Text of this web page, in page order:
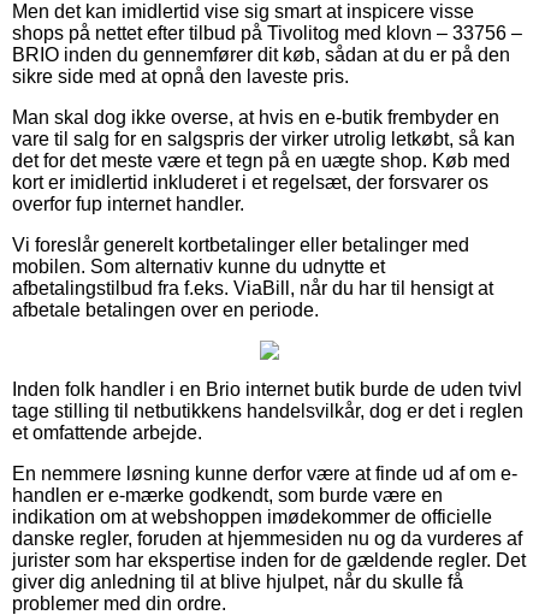
Men det kan imidlertid vise sig smart at inspicere visse
shops på nettet efter tilbud på Tivolitog med klovn – 33756 –
BRIO inden du gennemfører dit køb, sådan at du er på den
sikre side med at opnå den laveste pris.
Man skal dog ikke overse, at hvis en e-butik frembyder en
vare til salg for en salgspris der virker utrolig letkøbt, så kan
det for det meste være et tegn på en uægte shop. Køb med
kort er imidlertid inkluderet i et regelsæt, der forsvarer os
overfor fup internet handler.
Vi foreslår generelt kortbetalinger eller betalinger med
mobilen. Som alternativ kunne du udnytte et
afbetalingstilbud fra f.eks. ViaBill, når du har til hensigt at
afbetale betalingen over en periode.
Inden folk handler i en Brio internet butik burde de uden tvivl
tage stilling til netbutikkens handelsvilkår, dog er det i reglen
et omfattende arbejde.
En nemmere løsning kunne derfor være at finde ud af om e-
handlen er e-mærke godkendt, som burde være en
indikation om at webshoppen imødekommer de officielle
danske regler, foruden at hjemmesiden nu og da vurderes af
jurister som har ekspertise inden for de gældende regler. Det
giver dig anledning til at blive hjulpet, når du skulle få
problemer med din ordre.